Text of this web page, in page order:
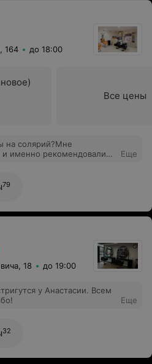
164 до 18:00
Все цены
на солярий?Мне
и именно рекомендовали
Еще
79
18 до 19:00
у Анастасии. Всем
Еще
32